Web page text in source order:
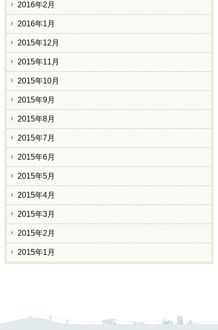
2016年2月
2016年1月
2015年12月
2015年11月
2015年10月
2015年9月
2015年8月
2015年7月
2015年6月
2015年5月
2015年4月
2015年3月
2015年2月
2015年1月